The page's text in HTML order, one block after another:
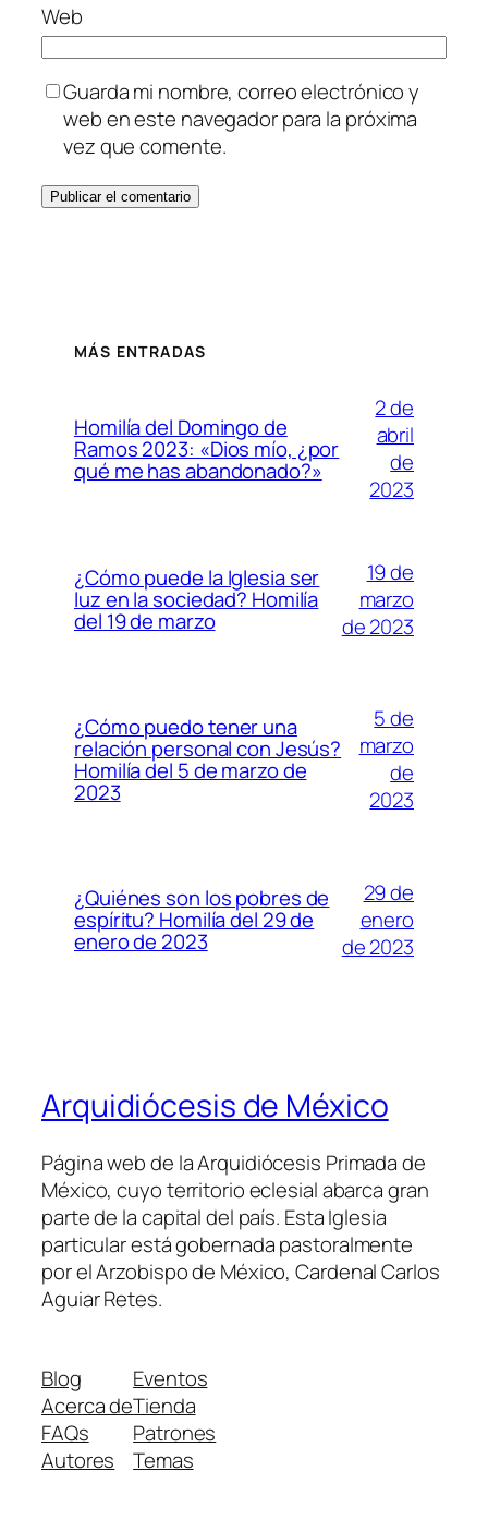
Web
Guarda mi nombre, correo electrónico y
web en este navegador para la próxima
vez que comente.
MÁS ENTRADAS
Homilía del Domingo de
Ramos 2023: «Dios mío, ¿por
qué me has abandonado?»
2 de
abril
de
2023
¿Cómo puede la Iglesia ser
luz en la sociedad? Homilía
del 19 de marzo
19 de
marzo
de 2023
¿Cómo puedo tener una
relación personal con Jesús?
Homilía del 5 de marzo de
2023
5 de
marzo
de
2023
¿Quiénes son los pobres de
espíritu? Homilía del 29 de
enero de 2023
29 de
enero
de 2023
Arquidiócesis de México
Página web de la Arquidiócesis Primada de
México, cuyo territorio eclesial abarca gran
parte de la capital del país. Esta Iglesia
particular está gobernada pastoralmente
por el Arzobispo de México, Cardenal Carlos
Aguiar Retes.
Blog
Acerca de
FAQs
Autores
Eventos
Tienda
Patrones
Temas